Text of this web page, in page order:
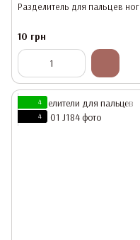
Разделитель для пальцев ног
10 грн
4
4